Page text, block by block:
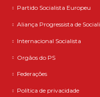
Partido Socialista Europeu
Aliança Progressista de
Internacional Socialista
Orgãos do PS
Federações
Política de privacidade